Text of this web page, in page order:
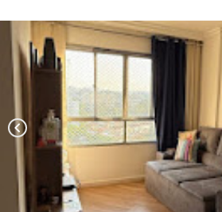
chevron_left